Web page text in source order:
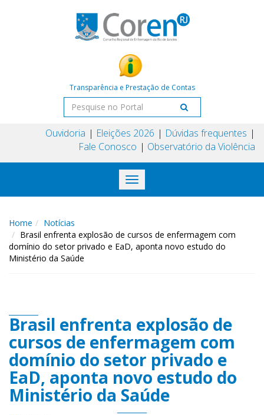
Transparência e Prestação de Contas
Ouvidoria Eleições 2026
Dúvidas frequentes
Fale Conosco
Observatório da Violência
Toggle
navigation
Home
Notícias
Brasil enfrenta explosão de cursos de enfermagem com
domínio do setor privado e EaD, aponta novo estudo do
Ministério da Saúde
Brasil enfrenta explosão de
cursos de enfermagem com
domínio do setor privado e
EaD, aponta novo estudo do
Ministério da Saúde